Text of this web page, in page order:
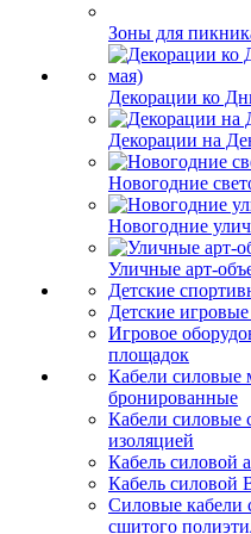
Зоны для
Декорации ко
Декорации на
Новогодние
Новогодние
Уличные арт-
Детские
Детские
Игровое
площадок
Кабели силовые
бронированные
Кабели силовые
изоляцией
Кабель силовой
Кабель силовой
Силовые кабели
сшитого